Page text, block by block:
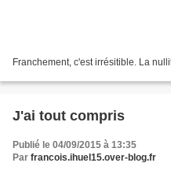
Franchement, c'est irrésitible. La
J'ai tout compris
Publié le 04/09/2015 à 13:35
Par francois.ihuel15.over-blog.fr